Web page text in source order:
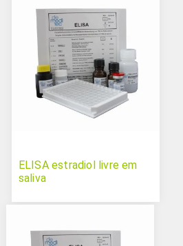
ELISA estradiol livre em
saliva